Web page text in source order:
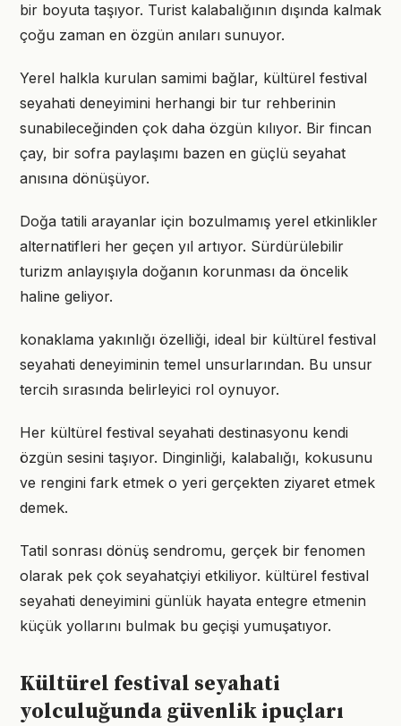
bir boyuta taşıyor. Turist kalabalığının dışında kalmak
çoğu zaman en özgün anıları sunuyor.
Yerel halkla kurulan samimi bağlar, kültürel festival
seyahati deneyimini herhangi bir tur rehberinin
sunabileceğinden çok daha özgün kılıyor. Bir fincan
çay, bir sofra paylaşımı bazen en güçlü seyahat
anısına dönüşüyor.
Doğa tatili arayanlar için bozulmamış yerel etkinlikler
alternatifleri her geçen yıl artıyor. Sürdürülebilir
turizm anlayışıyla doğanın korunması da öncelik
haline geliyor.
konaklama yakınlığı özelliği, ideal bir kültürel festival
seyahati deneyiminin temel unsurlarından. Bu unsur
tercih sırasında belirleyici rol oynuyor.
Her kültürel festival seyahati destinasyonu kendi
özgün sesini taşıyor. Dinginliği, kalabalığı, kokusunu
ve rengini fark etmek o yeri gerçekten ziyaret etmek
demek.
Tatil sonrası dönüş sendromu, gerçek bir fenomen
olarak pek çok seyahatçiyi etkiliyor. kültürel festival
seyahati deneyimini günlük hayata entegre etmenin
küçük yollarını bulmak bu geçişi yumuşatıyor.
Kültürel festival seyahati
yolculuğunda güvenlik ipuçları